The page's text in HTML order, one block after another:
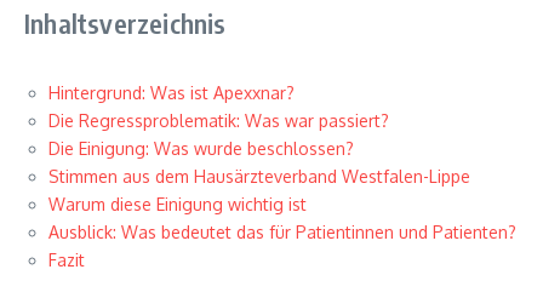
Inhaltsverzeichnis
Hintergrund: Was ist Apexxnar?
Die Regressproblematik: Was war passiert?
Die Einigung: Was wurde beschlossen?
Stimmen aus dem Hausärzteverband Westfalen-Lippe
Warum diese Einigung wichtig ist
Ausblick: Was bedeutet das für Patientinnen und Patienten?
Fazit